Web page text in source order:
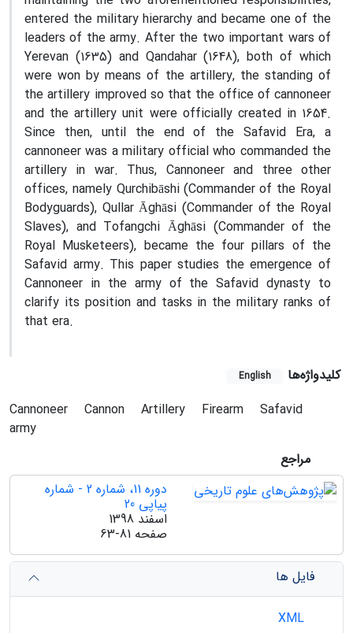
entered the military hierarchy and became one of the
leaders of the army. After the two important wars of
Yerevan (1635) and Qandahar (1648), both of which
were won by means of the artillery, the standing of
the artillery improved so that the office of cannoneer
and the artillery unit were officially created in 1654.
Since then, until the end of the Safavid Era, a
cannoneer was a military official who commanded the
artillery in war. Thus, Cannoneer and three other
offices, namely Qurchibāshi (Commander of the Royal
Bodyguards), Qullar Āghāsi (Commander of the Royal
Slaves), and Tofangchi Āghāsi (Commander of the
Royal Musketeers), became the four pillars of the
Safavid army. This paper studies the emergence of
Cannoneer in the army of the Safavid dynasty to
clarify its position and tasks in the military ranks of
that era.
کلیدواژه‌ها English
Cannoneer Cannon Artillery Firearm
Safavid
army
مراجع
دوره 11، شماره 2 - شماره
پیاپی 20
اسفند 1398
صفحه 63-81
فایل ها